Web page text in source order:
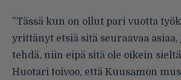
”Tässä kun on ollut pari vuotta
yrittänyt etsiä sitä seuraavaa
tehdä, niin eipä sitä ole oikein
Huotari toivoo, että Kuusamon